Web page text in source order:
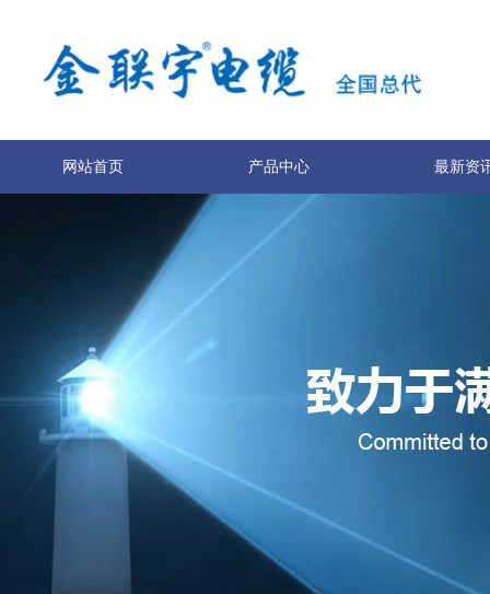
网站首页 产品中心 最新资
联系我们